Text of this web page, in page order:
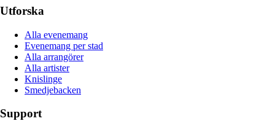
Utforska
Alla evenemang
Evenemang per stad
Alla arrangörer
Alla artister
Knislinge
Smedjebacken
Support